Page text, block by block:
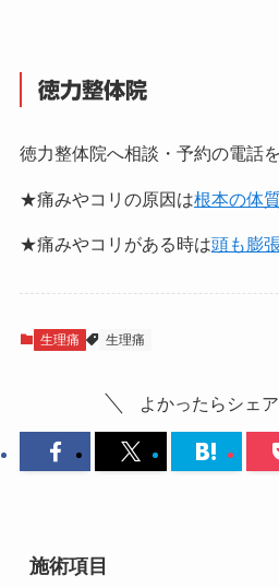
徳力整体院
徳力整体院へ相談・予約の電話
★痛みやコリの原因は根本の体
★痛みやコリがある時は頭も膨
生理痛 生理痛
よかったらシェ
施術項目